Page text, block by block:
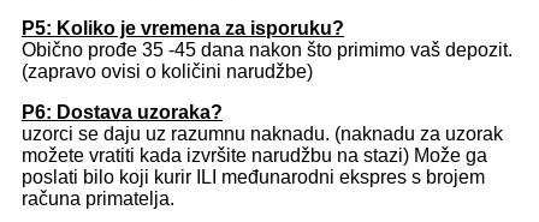
P5: Koliko je vremena za isporuku?
Obično prođe 35 -45 dana nakon što primimo vaš depozit.
(zapravo ovisi o količini narudžbe)
P6: Dostava uzoraka?
uzorci se daju uz razumnu naknadu. (naknadu za uzorak
možete vratiti kada izvršite narudžbu na stazi) Može ga
poslati bilo koji kurir ILI međunarodni ekspres s brojem
računa primatelja.